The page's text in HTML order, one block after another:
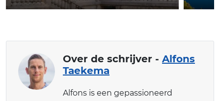
Over de schrijver - Alfons
Taekema
Alfons is een gepassioneerd